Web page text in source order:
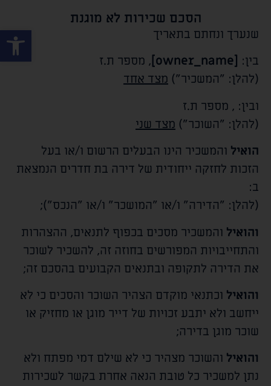
פתח
הסכם שכירות לא מוגנת
שנערך ונחתם בתאריך
בין: [owner_name]
, מספר ת.ז
(להלן: "המשכיר") מצד אחד
ובין: , מספר ת.ז
(להלן: "השוכר") מצד שני
הואיל והמשכיר הינו הבעלים הרשום ו/או בעל
הזכות לחזקה ייחודית של דירה בת חדרים הנמצאת
ב:
(להלן: "הדירה" ו/או "המושכר" ו/או "הנכס");
והואיל והמשכיר מסכים בכפוף לתנאים, ההצהרות
והתחייבויות המפורשים בחוזה זה, להשכיר לשוכר
את הדירה לתקופה ובתנאים הקבועים בהסכם זה;
והואיל וכתנאי מוקדם הצהיר השוכר והסכים כי לא
ייחשב ולא יתבע זכויות של דייר מוגן או מחזיק או
שוכר מוגן בדירה;
והואיל והשוכר מצהיר כי לא שילם דמי מפתח ולא
נתן למשכיר כל טובת הנאה אחרת בקשר לשכירות